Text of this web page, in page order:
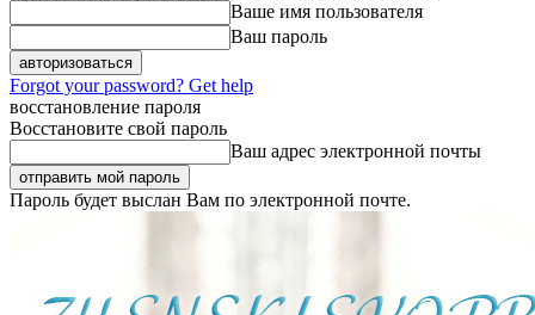
Ваше имя пользователя
Ваш пароль
Forgot your password? Get help
восстановление пароля
Восстановите свой пароль
Ваш адрес электронной почты
Пароль будет выслан Вам по электронной почте.